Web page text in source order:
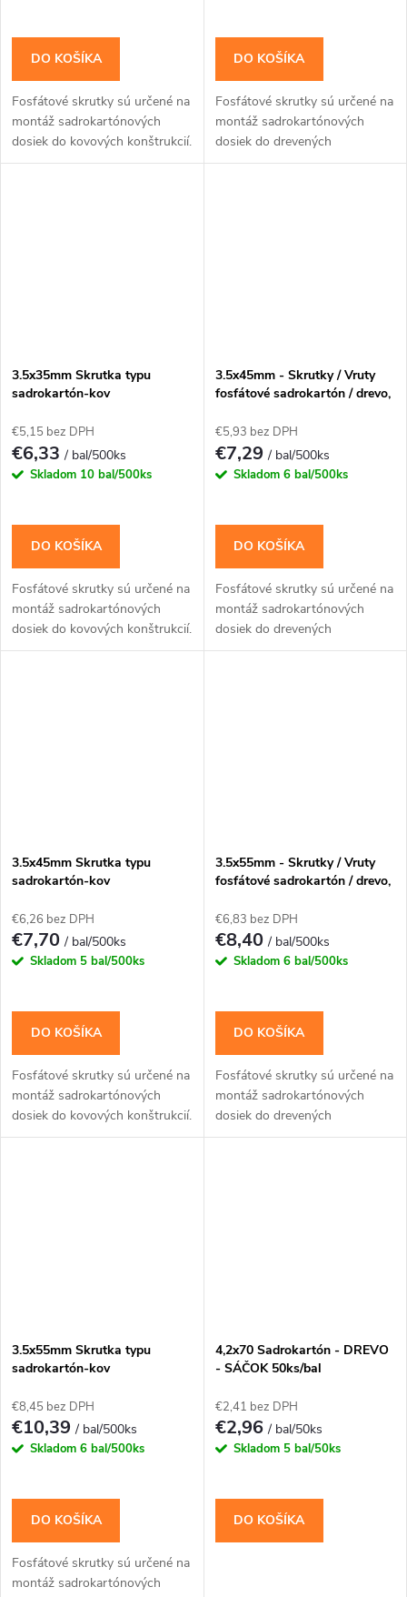
DO KOŠÍKA
Fosfátové skrutky sú určené na
montáž sadrokartónových
dosiek do kovových konštrukcií.
DO KOŠÍKA
Fosfátové skrutky sú určené na
montáž sadrokartónových
dosiek do drevených
konštrukcií.
3.5x35mm Skrutka typu
sadrokartón-kov
€5,15 bez DPH
€6,33/ bal/500ks
Skladom 10 bal/500ks
DO KOŠÍKA
Fosfátové skrutky sú určené na
montáž sadrokartónových
dosiek do kovových konštrukcií.
3.5x45mm - Skrutky / Vruty
fosfátové sadrokartón / drevo,
€5,93 bez DPH
€7,29/ bal/500ks
Skladom 6 bal/500ks
DO KOŠÍKA
Fosfátové skrutky sú určené na
montáž sadrokartónových
dosiek do drevených
konštrukcií.
3.5x45mm Skrutka typu
sadrokartón-kov
€6,26 bez DPH
€7,70/ bal/500ks
Skladom 5 bal/500ks
DO KOŠÍKA
Fosfátové skrutky sú určené na
montáž sadrokartónových
dosiek do kovových konštrukcií.
3.5x55mm - Skrutky / Vruty
fosfátové sadrokartón / drevo,
€6,83 bez DPH
€8,40/ bal/500ks
Skladom 6 bal/500ks
DO KOŠÍKA
Fosfátové skrutky sú určené na
montáž sadrokartónových
dosiek do drevených
konštrukcií.
3.5x55mm Skrutka typu
sadrokartón-kov
€8,45 bez DPH
€10,39/ bal/500ks
Skladom 6 bal/500ks
DO KOŠÍKA
Fosfátové skrutky sú určené na
montáž sadrokartónových
4,2x70 Sadrokartón - DREVO
- SÁČOK 50ks/bal
€2,41 bez DPH
€2,96/ bal/50ks
Skladom 5 bal/50ks
DO KOŠÍKA